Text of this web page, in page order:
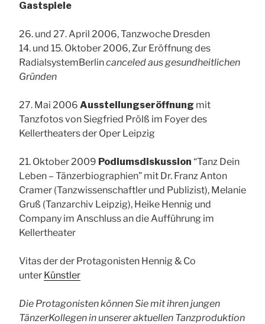
Gastspiele
26. und 27. April 2006, Tanzwoche Dresden
14. und 15. Oktober 2006, Zur Eröffnung des
RadialsystemBerlincanceled aus gesundheitlichen
Gründen
27. Mai 2006 Ausstellungseröffnung mit
Tanzfotos von Siegfried Prölß im Foyer des
Kellertheaters der Oper Leipzig
21. Oktober 2009 Podiumsdiskussion “Tanz Dein
Leben – Tänzerbiographien” mit Dr. Franz Anton
Cramer (Tanzwissenschaftler und Publizist), Melanie
Gruß (Tanzarchiv Leipzig), Heike Hennig und
Company im Anschluss an die Aufführung im
Kellertheater
Vitas der der Protagonisten Hennig & Co
unter Künstler
Die Protagonisten können Sie mit ihren jungen
TänzerKollegen in unserer aktuellen Tanzproduktion